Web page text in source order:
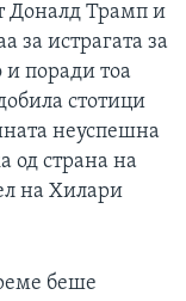
Доналд Трамп и
за истрагата за
поради тоа
стотици
неуспешна
од страна на
на Хилари
беше